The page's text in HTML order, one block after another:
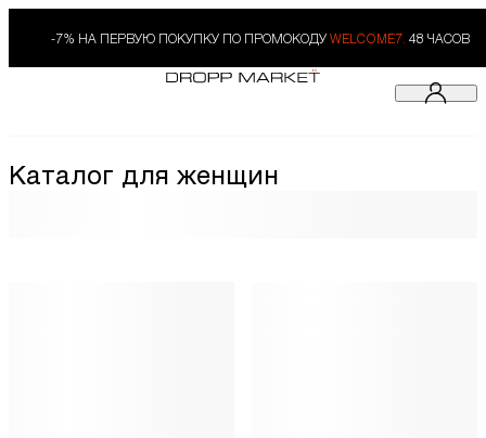
-7% НА ПЕРВУЮ ПОКУПКУ ПО ПРОМОКОДУ WELCOME7. 48 ЧАСОВ
Каталог для женщин